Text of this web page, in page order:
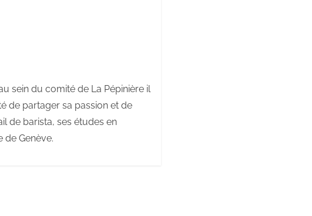
sein du comité de La Pépinière il
de partager sa passion et de
de barista, ses études en
de Genève.